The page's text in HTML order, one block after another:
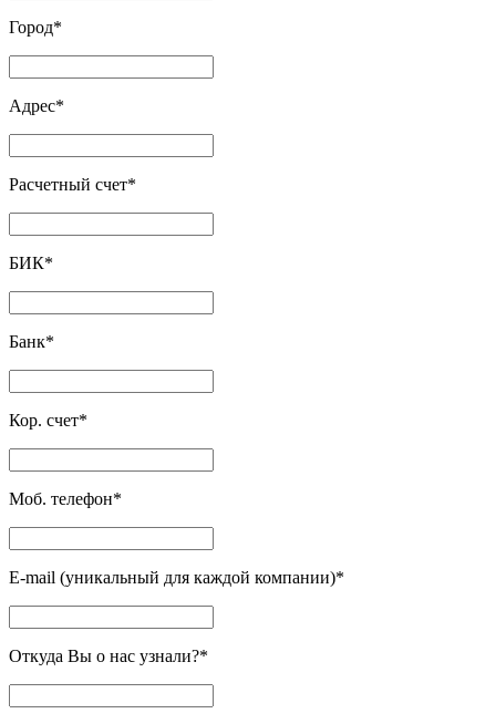
Город*
Адрес*
Расчетный счет*
БИК*
Банк*
Кор. счет*
Моб. телефон*
E-mail (уникальный для каждой компании)*
Откуда Вы о нас узнали?*